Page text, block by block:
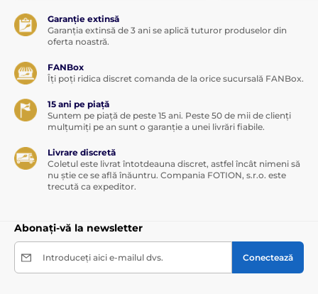
Garanție extinsă
Garanția extinsă de 3 ani se aplică tuturor produselor din
oferta noastră.
FANBox
Îți poți ridica discret comanda de la orice sucursală FANBox.
15 ani pe piață
Suntem pe piață de peste 15 ani. Peste 50 de mii de clienți
mulțumiți pe an sunt o garanție a unei livrări fiabile.
Livrare discretă
Coletul este livrat întotdeauna discret, astfel încât nimeni să
nu știe ce se află înăuntru. Compania FOTION, s.r.o. este
trecută ca expeditor.
Abonați-vă la newsletter
Introduceți aici e-mailul dvs. Conectează